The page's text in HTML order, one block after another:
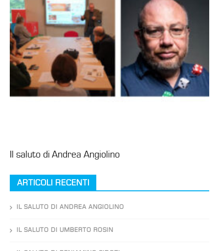
Il saluto di Andrea Angiolino
ARTICOLI RECENTI
IL SALUTO DI ANDREA ANGIOLINO
IL SALUTO DI UMBERTO ROSIN